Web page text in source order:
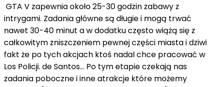
GTA V zapewnia około 25-30 godzin zabawy z
intrygami. Zadania główne są długie i mogą trwać
nawet 30-40 minut a w dodatku często wiążą się z
całkowitym zniszczeniem pewnej części miasta i dziwi
fakt że po tych akcjach ktoś nadal chce pracować w
Los Policji. de Santos... Po tym etapie czekają nas
zadania poboczne i inne atrakcje które możemy